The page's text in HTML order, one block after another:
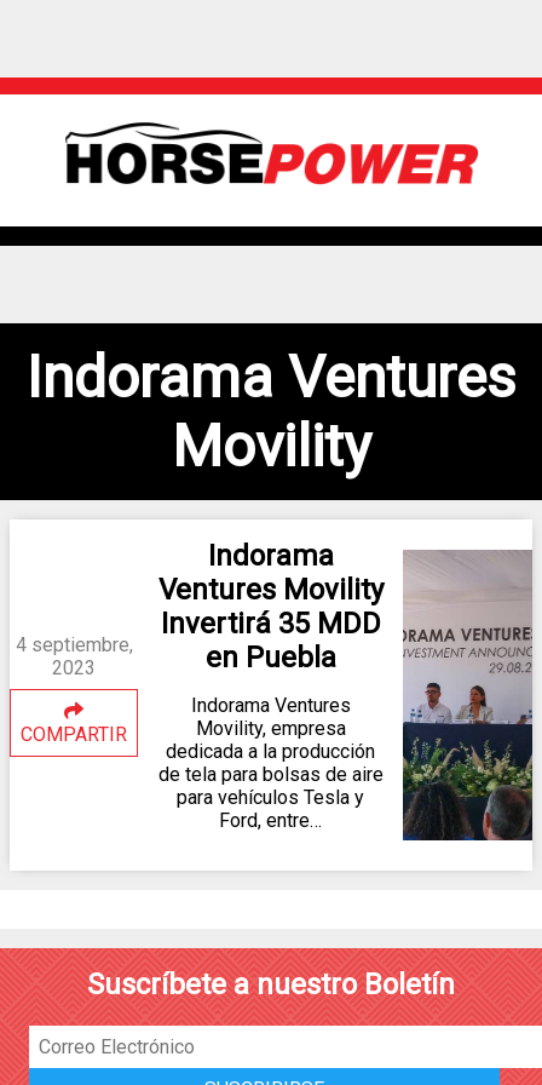
Indorama Ventures
Movility
4 septiembre,
2023
COMPARTIR
Indorama
Ventures Movility
Invertirá 35 MDD
en Puebla
Indorama Ventures
Movility, empresa
dedicada a la producción
de tela para bolsas de aire
para vehículos Tesla y
Ford, entre…
Suscríbete a nuestro Boletín